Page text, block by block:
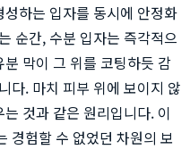
하는 입자를 동시에 안정화
순간, 수분 입자는 즉각적으
막이 그 위를 코팅하듯 감
다. 마치 피부 위에 보이지 않
것과 같은 원리입니다. 이
경험할 수 없었던 차원의 보